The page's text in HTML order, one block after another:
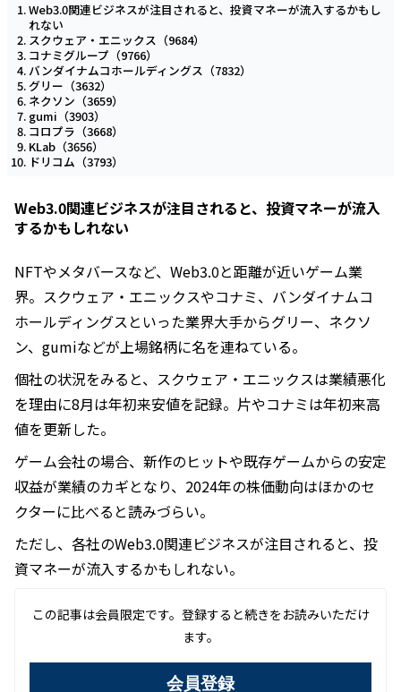
Web3.0関連ビジネスが注目されると、投資マネーが流入するかもし
れない
スクウェア・エニックス（9684）
コナミグループ（9766）
バンダイナムコホールディングス（7832）
グリー（3632）
ネクソン（3659）
gumi（3903）
コロプラ（3668）
KLab（3656）
ドリコム（3793）
Web3.0関連ビジネスが注目されると、投資マネーが流入
するかもしれない
NFTやメタバースなど、Web3.0と距離が近いゲーム業
界。スクウェア・エニックスやコナミ、バンダイナムコ
ホールディングスといった業界大手からグリー、ネクソ
ン、gumiなどが上場銘柄に名を連ねている。
個社の状況をみると、スクウェア・エニックスは業績悪化
を理由に8月は年初来安値を記録。片やコナミは年初来高
値を更新した。
ゲーム会社の場合、新作のヒットや既存ゲームからの安定
収益が業績のカギとなり、2024年の株価動向はほかのセ
クターに比べると読みづらい。
ただし、各社のWeb3.0関連ビジネスが注目されると、投
資マネーが流入するかもしれない。
この記事は会員限定です。登録すると続きをお読みいただけ
ます。
会員登録